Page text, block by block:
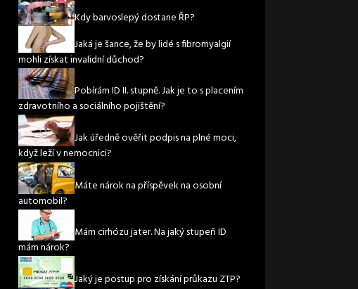
Kdy barvoslepý dostane ŘP?
Jaká je šance, že by lidé s fibromyalgií
mohli získat invalidní důchod?
Pobírám ID II. stupně. Jak je to s placením
zdravotního a sociálního pojištění?
Jak úředně ověřit podpis na plné moci,
když leží v nemocnici?
Máte nárok na příspěvek na osobní
automobil?
Mám cirhózu jater. Na jaký stupeň ID
mám nárok?
Jaký je postup pro získání průkazu ZTP?